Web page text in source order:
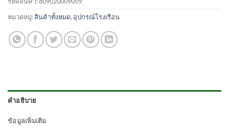
หมวดหมู่:สินค้าทั้งหมด, อุปกรณ์โรงเรือน
คำอธิบาย
ข้อมูลเพิ่มเติม